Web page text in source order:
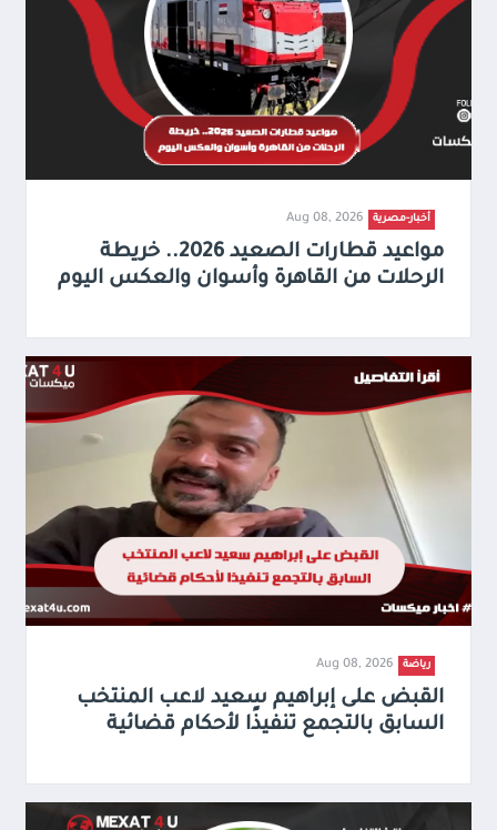
أخبار-مصرية Aug 08, 2026
مواعيد قطارات الصعيد 2026.. خريطة
الرحلات من القاهرة وأسوان والعكس اليوم
رياضة Aug 08, 2026
القبض على إبراهيم سعيد لاعب المنتخب
السابق بالتجمع تنفيذًا لأحكام قضائية